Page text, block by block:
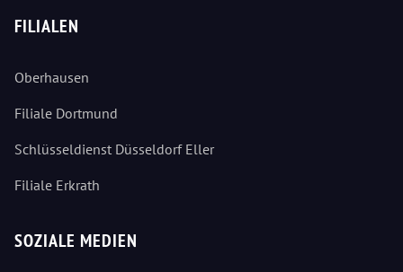
FILIALEN
Oberhausen
Filiale Dortmund
Schlüsseldienst Düsseldorf Eller
Filiale Erkrath
SOZIALE MEDIEN